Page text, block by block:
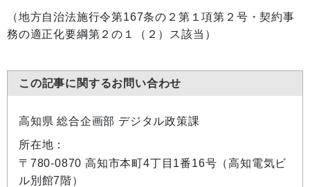
（地方自治法施行令第167条の２第１項第２号・契約事
務の適正化要綱第２の１（２）ス該当）
この記事に関するお問い合わせ
高知県 総合企画部 デジタル政策課
所在地：
〒780-0870 高知市本町4丁目1番16号（高知電気ビ
ル別館7階）